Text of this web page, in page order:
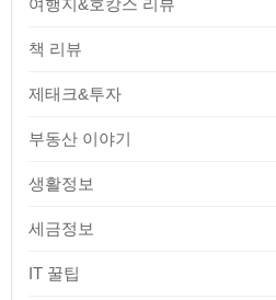
여행지&호캉스 리뷰
책 리뷰
제태크&투자
부동산 이야기
생활정보
세금정보
IT 꿀팁